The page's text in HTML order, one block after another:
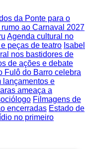
da Ponte para o
ao Carnaval 2027
Agenda cultural no
peças de teatro Isabel
nos bastidores de
de ações e debate
Fulô do Barro celebra
lançamentos e
ameaça a
Filmagens de
encerradas Estado de
no primeiro